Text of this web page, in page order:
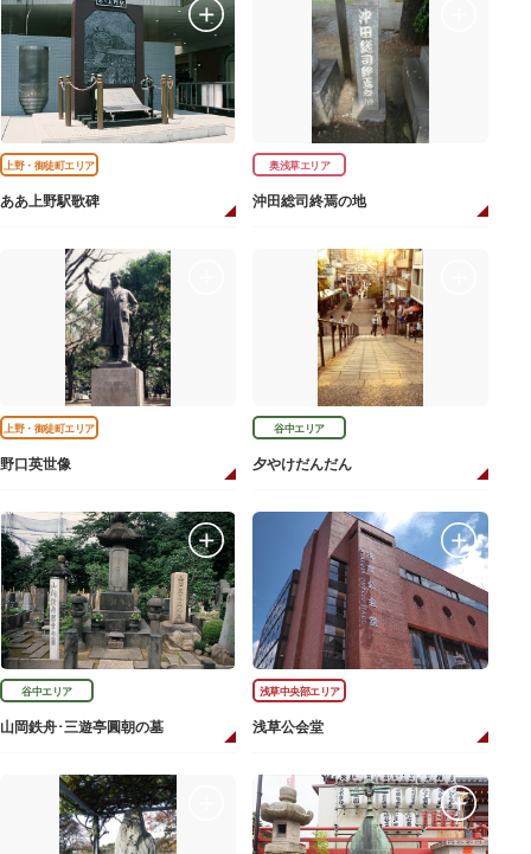
上野・御徒町エリア
ああ上野駅歌碑
奥浅草エリア
沖田総司終焉の地
上野・御徒町エリア
野口英世像
谷中エリア
夕やけだんだん
谷中エリア
山岡鉄舟･三遊亭圓朝の墓
浅草中央部エリア
浅草公会堂